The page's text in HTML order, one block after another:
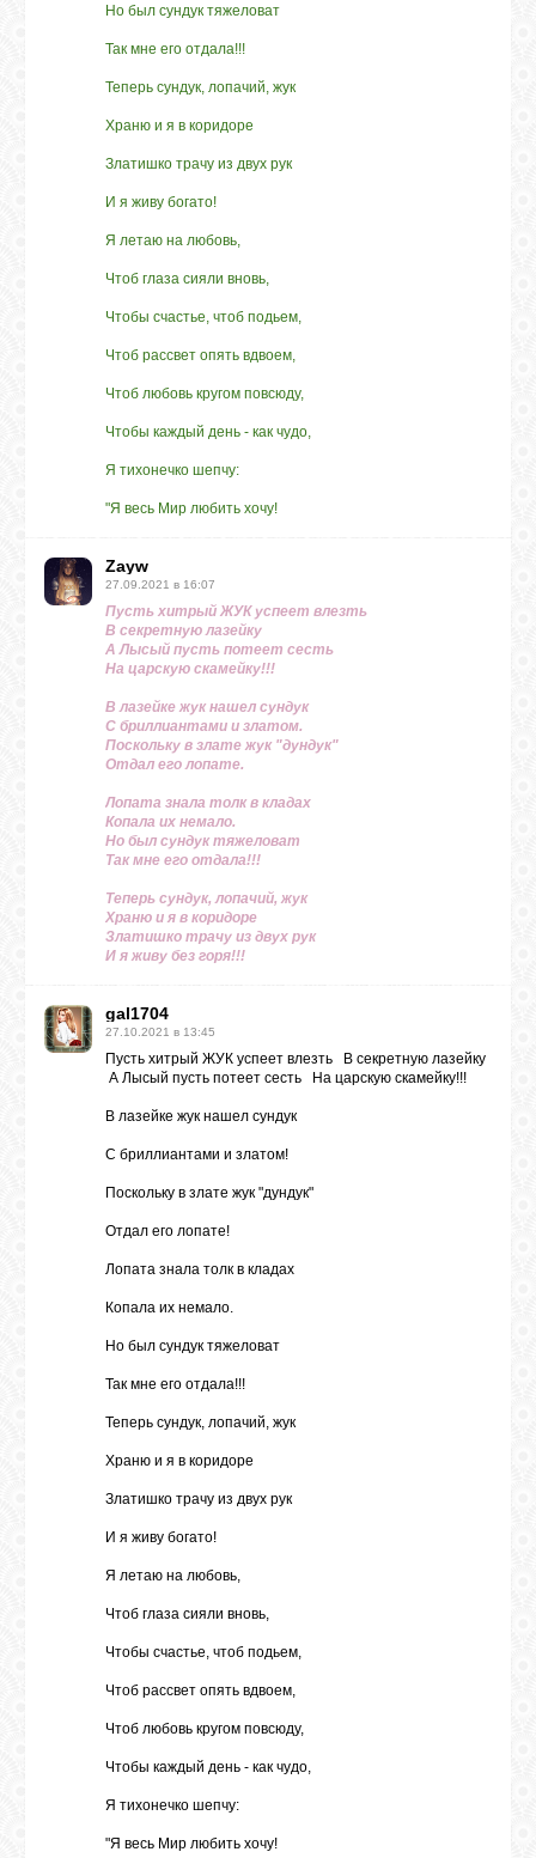
Но был сундук тяжеловат
Так мне его отдала!!!
Теперь сундук, лопачий, жук
Храню и я в коридоре
Златишко трачу из двух рук
И я живу богато!
Я летаю на любовь,
Чтоб глаза сияли вновь,
Чтобы счастье, чтоб подьем,
Чтоб рассвет опять вдвоем,
Чтоб любовь кругом повсюду,
Чтобы каждый день - как чудо,
Я тихонечко шепчу:
"Я весь Мир любить хочу!
Zayw
27.09.2021 в 16:07
Пусть хитрый ЖУК успеет влезть
В секретную лазейку
А Лысый пусть потеет сесть
На царскую скамейку!!!
В лазейке жук нашел сундук
С бриллиантами и златом.
Поскольку в злате жук "дундук"
Отдал его лопате.
Лопата знала толк в кладах
Копала их немало.
Но был сундук тяжеловат
Так мне его отдала!!!
Теперь сундук, лопачий, жук
Храню и я в коридоре
Златишко трачу из двух рук
И я живу без горя!!!
gal1704
27.10.2021 в 13:45
Пусть хитрый ЖУК успеет влезть В секретную лазейку
А Лысый пусть потеет сесть На царскую скамейку!!!
В лазейке жук нашел сундук
С бриллиантами и златом!
Поскольку в злате жук "дундук"
Отдал его лопате!
Лопата знала толк в кладах
Копала их немало.
Но был сундук тяжеловат
Так мне его отдала!!!
Теперь сундук, лопачий, жук
Храню и я в коридоре
Златишко трачу из двух рук
И я живу богато!
Я летаю на любовь,
Чтоб глаза сияли вновь,
Чтобы счастье, чтоб подьем,
Чтоб рассвет опять вдвоем,
Чтоб любовь кругом повсюду,
Чтобы каждый день - как чудо,
Я тихонечко шепчу:
"Я весь Мир любить хочу!